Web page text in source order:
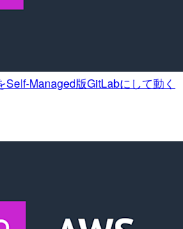
Managed版GitLabにして動く